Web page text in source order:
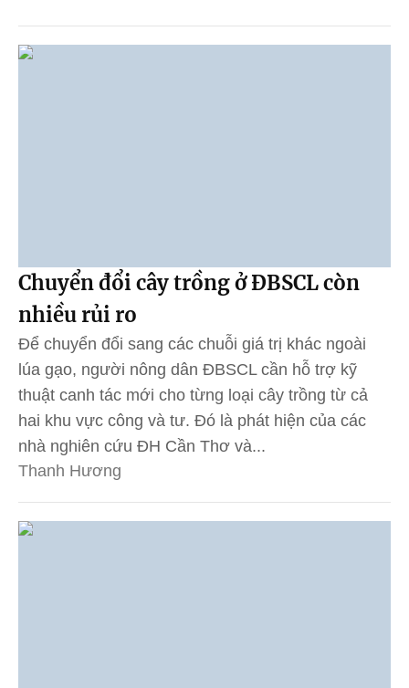
Chuyển đổi cây trồng ở ĐBSCL còn
nhiều rủi ro
Để chuyển đổi sang các chuỗi giá trị khác ngoài
lúa gạo, người nông dân ĐBSCL cần hỗ trợ kỹ
thuật canh tác mới cho từng loại cây trồng từ cả
hai khu vực công và tư. Đó là phát hiện của các
nhà nghiên cứu ĐH Cần Thơ và...
Thanh Hương